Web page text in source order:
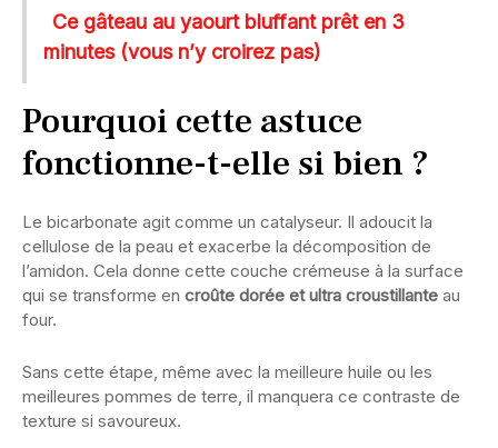
Ce gâteau au yaourt bluffant prêt en 3
minutes (vous n’y croirez pas)
Pourquoi cette astuce
fonctionne-t-elle si bien ?
Le bicarbonate agit comme un catalyseur. Il adoucit la
cellulose de la peau et exacerbe la décomposition de
l’amidon. Cela donne cette couche crémeuse à la surface
qui se transforme en croûte dorée et ultra croustillante au
four.
Sans cette étape, même avec la meilleure huile ou les
meilleures pommes de terre, il manquera ce contraste de
texture si savoureux.